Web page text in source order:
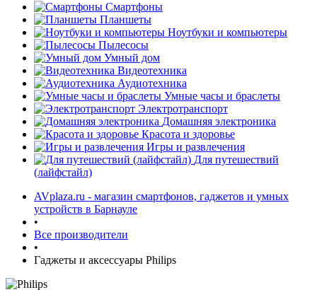
Смартфоны
Планшеты
Ноутбуки и компьютеры
Пылесосы
Умный дом
Видеотехника
Аудиотехника
Умные часы и браслеты
Электротранспорт
Домашняя электроника
Красота и здоровье
Игры и развлечения
Для путешествий
(лайфстайл)
AVplaza.ru - магазин смартфонов, гаджетов и умных
устройств в Барнауле
•
Все производители
•
Гаджеты и аксессуары Philips